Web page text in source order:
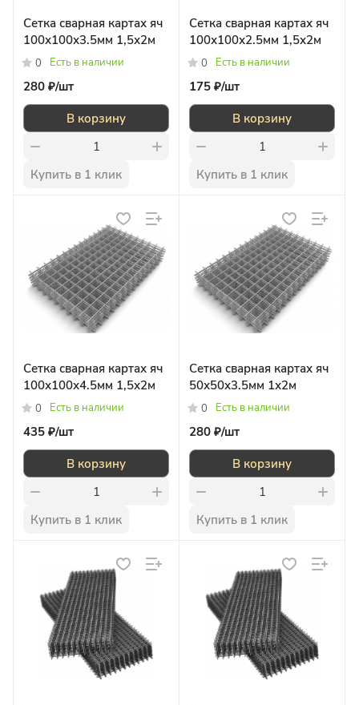
Сетка сварная картах яч
100х100х3.5мм 1,5х2м
0 Есть в наличии
280 ₽/шт
В корзину
Купить в 1 клик
Сетка сварная картах яч
100х100х2.5мм 1,5х2м
0 Есть в наличии
175 ₽/шт
В корзину
Купить в 1 клик
Сетка сварная картах яч
100х100х4.5мм 1,5х2м
0 Есть в наличии
435 ₽/шт
В корзину
Купить в 1 клик
Сетка сварная картах яч
50х50х3.5мм 1х2м
0 Есть в наличии
280 ₽/шт
В корзину
Купить в 1 клик